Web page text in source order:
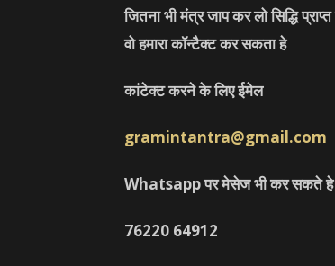
जितना भी मंत्र जाप कर लो सिद्धि
वो हमारा कॉन्टैक्ट कर सकता हे
कांटेक्ट करने के लिए ईमेल
gramintantra@gmail.com
Whatsapp पर मेसेज भी कर सकते हे
76220 64912